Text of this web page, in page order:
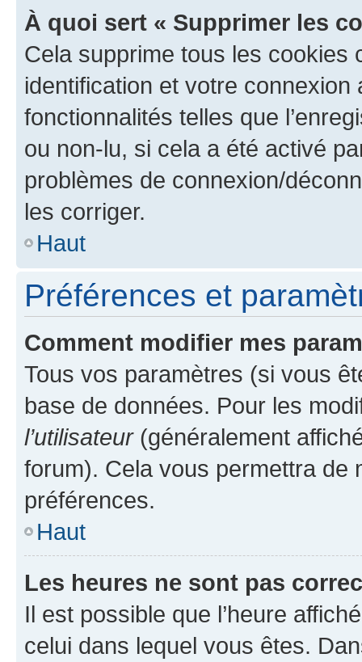
À quoi sert « Supprimer les
Cela supprime tous les cookies
identification et votre
fonctionnalités telles que
ou non-lu, si cela a été activé
problèmes de connexion/
les corriger.
Haut
Préférences et
Comment modifier mes
Tous vos paramètres (si vous
base de données. Pour les
l’utilisateur(généralement
forum). Cela vous permettra de
préférences.
Haut
Les heures ne sont pas
Il est possible que l’heure
celui dans lequel vous êtes.